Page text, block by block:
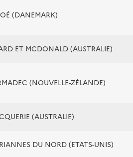
(DANEMARK)
ET MCDONALD (AUSTRALIE)
(NOUVELLE-ZÉLANDE)
(AUSTRALIE)
DU NORD (ETATS-UNIS)